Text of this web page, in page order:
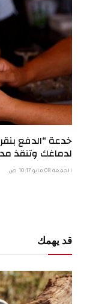
خدعة “الدفع
لدماغك وتنقذ
الجمعة 08 مايو 10:17 ص
قد يهمك